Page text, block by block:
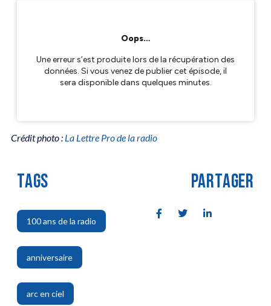
Crédit photo : La Lettre Pro de la radio
TAGS
100 ans de la radio
,
anniversaire
,
arc en ciel
PARTAGER